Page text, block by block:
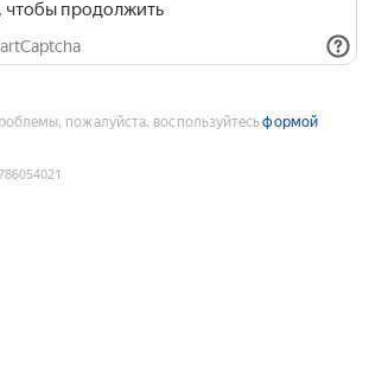
продолжить
пожалуйста, воспользуйтесьформой